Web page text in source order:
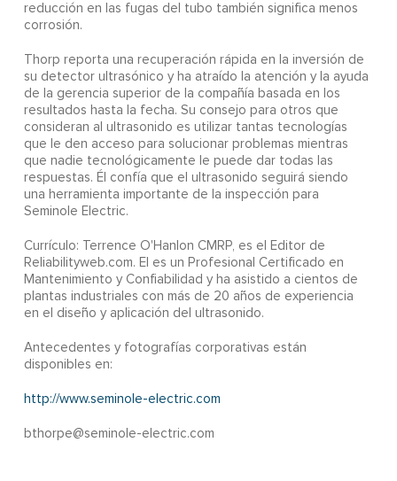
reducción en las fugas del tubo también significa menos
corrosión.
Thorp reporta una recuperación rápida en la inversión de
su detector ultrasónico y ha atraído la atención y la ayuda
de la gerencia superior de la compañía basada en los
resultados hasta la fecha. Su consejo para otros que
consideran al ultrasonido es utilizar tantas tecnologías
que le den acceso para solucionar problemas mientras
que nadie tecnológicamente le puede dar todas las
respuestas. Él confía que el ultrasonido seguirá siendo
una herramienta importante de la inspección para
Seminole Electric.
Currículo: Terrence O'Hanlon CMRP, es el Editor de
Reliabilityweb.com. El es un Profesional Certificado en
Mantenimiento y Confiabilidad y ha asistido a cientos de
plantas industriales con más de 20 años de experiencia
en el diseño y aplicación del ultrasonido.
Antecedentes y fotografías corporativas están
disponibles en:
http://www.seminole-electric.com
bthorpe@seminole-electric.com